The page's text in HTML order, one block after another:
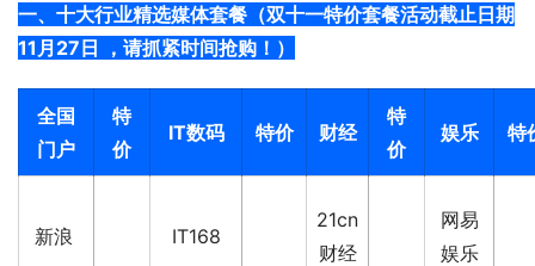
一、十大行业精选媒体套餐（双十一特价套餐活动截止日期
11月27日 ，请抓紧时间抢购！ ）
全国
门户
特
价
IT数码 特价 财经
特
价
娱乐 特
新浪 IT168
21cn
财经
网易
娱乐